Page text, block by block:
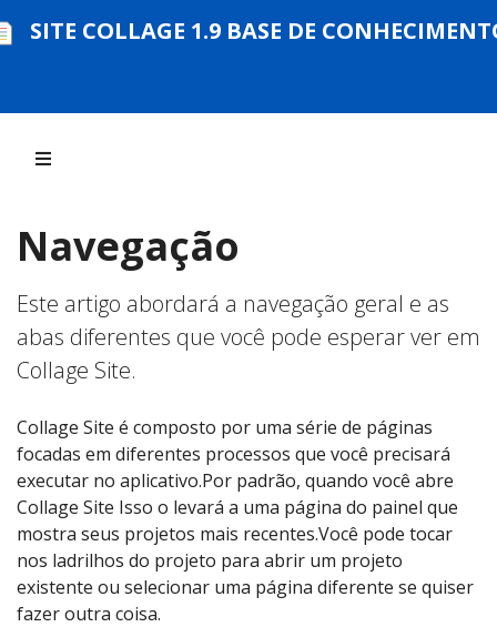
SITE COLLAGE 1.9 BASE DE
Navegação
Este artigo abordará a navegação geral e as
abas diferentes que você pode esperar ver em
Collage Site.
Collage Site é composto por uma série de páginas
focadas em diferentes processos que você precisará
executar no aplicativo.Por padrão, quando você abre
Collage Site Isso o levará a uma página do painel que
mostra seus projetos mais recentes.Você pode tocar
nos ladrilhos do projeto para abrir um projeto
existente ou selecionar uma página diferente se quiser
fazer outra coisa.